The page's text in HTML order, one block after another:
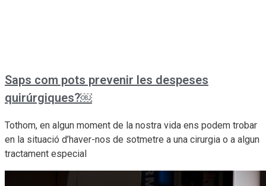
Saps com pots prevenir les despeses
quirúrgiques?￼
Tothom, en algun moment de la nostra vida ens podem trobar
en la situació d’haver-nos de sotmetre a una cirurgia o a algun
tractament especial